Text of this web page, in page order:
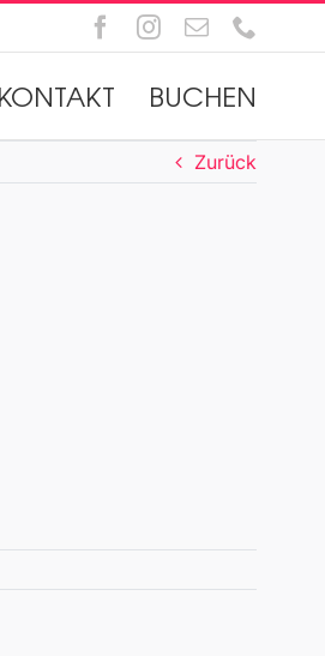
Facebook
Instagram
E-
Mail
KONTAKT BUCHEN
Zurück